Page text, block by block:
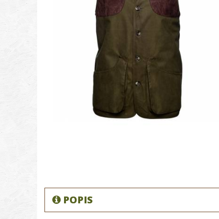
POPIS